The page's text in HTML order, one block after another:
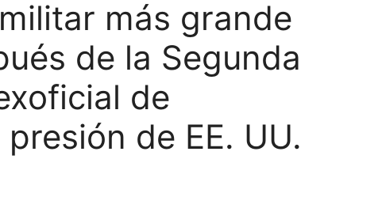
más grande
de la Segunda
de
de EE. UU.